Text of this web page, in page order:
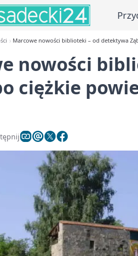
Marcowe nowości biblioteki – od detektywa
nowości
ciężkie